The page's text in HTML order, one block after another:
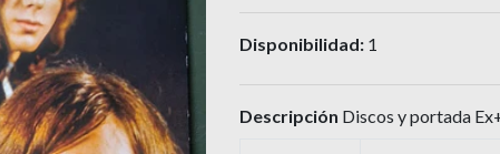
Disponibilidad: 1
Descripción Discos y portada